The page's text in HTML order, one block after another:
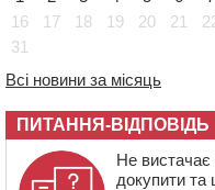
шквали до 22 м/с
12:50
11:29 У Черкасах до
транспорту на
16
17 18 19 20 21
31
Всі новини за місяць
ПИТАННЯ-ВІДПОВІДЬ
Не вистачає
докупити та